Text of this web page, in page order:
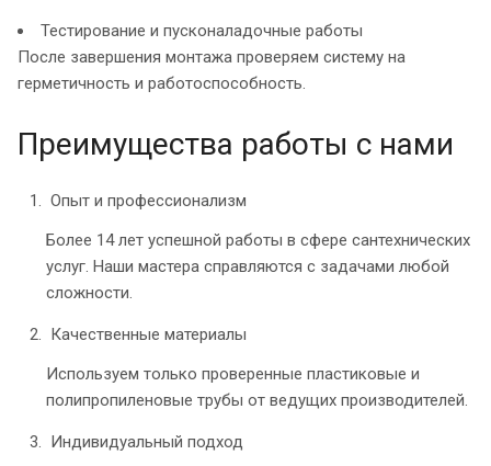
Тестирование и пусконаладочные работы
После завершения монтажа проверяем систему на
герметичность и работоспособность.
Преимущества работы с нами
Опыт и профессионализм
Более 14 лет успешной работы в сфере сантехнических
услуг. Наши мастера справляются с задачами любой
сложности.
Качественные материалы
Используем только проверенные пластиковые и
полипропиленовые трубы от ведущих производителей.
Индивидуальный подход